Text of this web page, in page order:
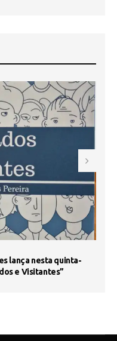
lança nesta quinta-
e Visitantes”